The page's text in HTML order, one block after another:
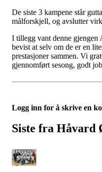
De siste 3 kampene står
målforskjell, og avslutter
I tillegg vant denne
bevist at selv om de er en
prestasjoner sammen. Vi
gjennomført sesong, godt
Logg inn for å skrive en
Siste fra Håvard